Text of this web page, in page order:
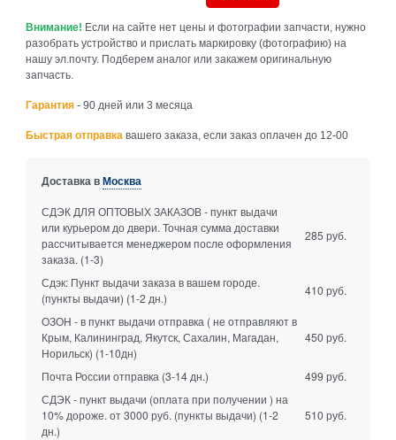
Внимание! Если на сайте нет цены и фотографии запчасти, нужно
разобрать устройство и прислать маркировку (фотографию) на
нашу эл.почту. Подберем аналог или закажем оригинальную
запчасть.
Гарантия - 90 дней или 3 месяца
Быстрая отправка вашего заказа, если заказ оплачен до 12-00
Доставка вМосква
СДЭК ДЛЯ ОПТОВЫХ ЗАКАЗОВ - пункт выдачи
или курьером до двери. Точная сумма доставки
рассчитывается менеджером после оформления
заказа. (1-3)
285 руб.
Сдэк: Пункт выдачи заказа в вашем городе.
(пункты выдачи) (1-2 дн.)
410 руб.
ОЗОН - в пункт выдачи отправка ( не отправляют в
Крым, Калининград, Якутск, Сахалин, Магадан,
Норильск) (1-10дн)
450 руб.
Почта России отправка (3-14 дн.)
499 руб.
СДЭК - пункт выдачи (оплата при получении ) на
10% дороже. от 3000 руб. (пункты выдачи) (1-2
дн.)
510 руб.